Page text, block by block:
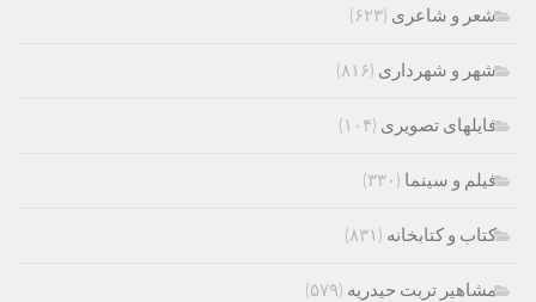
شعر و شاعری (۶۲۳)
شهر و شهرداری (۸۱۶)
فایلهای تصویری (۱۰۴)
فیلم و سینما (۳۳۰)
کتاب و کتابخانه (۸۳۱)
مشاهیر تربت حیدریه (۵۷۹)